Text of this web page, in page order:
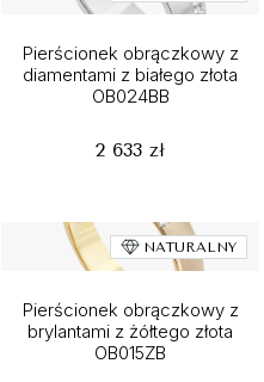
Pierścionek obrączkowy z
diamentami z białego złota
OB024BB
2 633 zł
NATURALNY
Pierścionek obrączkowy z
brylantami z żółtego złota
OB015ZB